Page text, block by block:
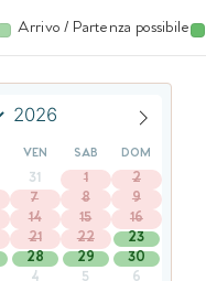
Arrivo / Partenza possibile
VEN SAB DOM
31 1
2
7 8
9
14 15
16
21 22
23
28 29
30